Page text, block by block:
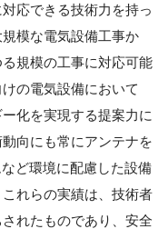
応できる技術力を持っ
模な電気設備工事か
規模の工事に対応可能
の電気設備において
化を実現する提案力に
向にも常にアンテナを
ど環境に配慮した設備
れらの実績は、技術者
れたものであり、安全